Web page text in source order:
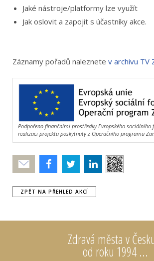
Zdravá města v
od roku 1994 ...
Jaké nástroje/platformy lze využít
Jak oslovit a zapojit s účastníky akce.
Záznamy pořadů naleznete v archivu TV
Podpořeno finančními prostředky Evropského sociálního
realizaci projektu poskytnuty z Operačního programu
Poslat
ZPĚT NA PŘEHLED AKCÍ